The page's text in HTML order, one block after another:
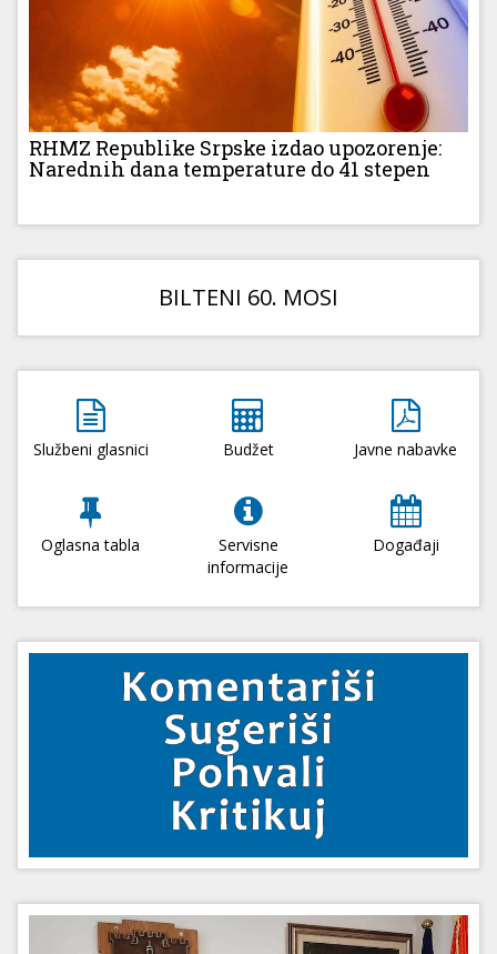
RHMZ Republike Srpske izdao upozorenje:
Narednih dana temperature do 41 stepen
BILTENI 60. MOSI
Službeni glasnici Budžet Javne nabavke
Oglasna tabla
Servisne
informacije
Događaji